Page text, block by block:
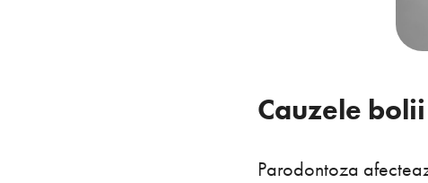
Cauzele
Parodontoza